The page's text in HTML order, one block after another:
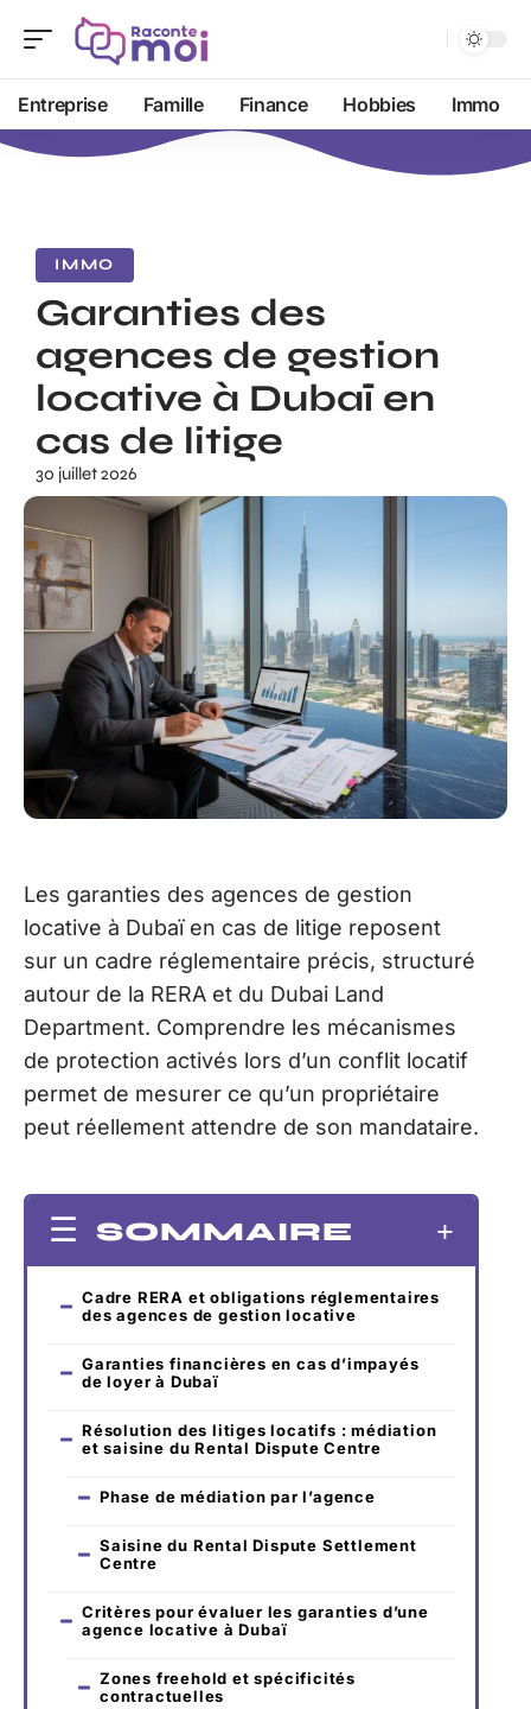
Entreprise Famille Finance Hobbies Immo
IMMO
Garanties des
agences de gestion
locative à Dubaï en
cas de litige
30 juillet 2026
Les garanties des agences de gestion
locative à Dubaï en cas de litige reposent
sur un cadre réglementaire précis, structuré
autour de la RERA et du Dubai Land
Department. Comprendre les mécanismes
de protection activés lors d’un conflit locatif
permet de mesurer ce qu’un propriétaire
peut réellement attendre de son mandataire.
SOMMAIRE
Cadre RERA et obligations réglementaires
des agences de gestion locative
Garanties financières en cas d’impayés
de loyer à Dubaï
Résolution des litiges locatifs : médiation
et saisine du Rental Dispute Centre
Phase de médiation par l’agence
Saisine du Rental Dispute Settlement
Centre
Critères pour évaluer les garanties d’une
agence locative à Dubaï
Zones freehold et spécificités
contractuelles